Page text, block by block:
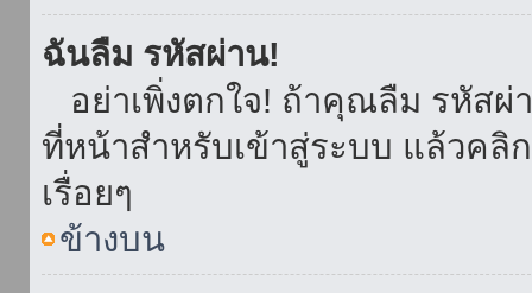
ฉันลืม รหัสผ่าน!
อย่าเพิ่งตกใจ! ถ้าคุณลืม รหัสผ่
ที่หน้าสำหรับเข้าสู่ระบบ แล้วค
เรื่อยๆ
ข้างบน